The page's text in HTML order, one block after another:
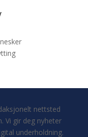
nettsted
Vi gir deg nyheter
underholdning.